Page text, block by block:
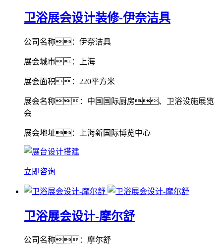
卫浴展会设计装修-伊奈洁具
公司名称：伊奈洁具
展会城市：上海
展会面积：220平方米
展会名称：中国国际厨房、卫浴设施展览
会
展会地址：上海新国际博览中心
立即咨询
卫浴展会设计-摩尔舒
公司名称：摩尔舒